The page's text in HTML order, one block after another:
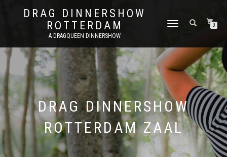
DRAG DINNERSHOW
ROTTERDAM
A DRAGQUEEN DINNERSHOW
SCHAKEL
0
DRAG DINNERSHOW
ROTTERDAM ZAAL